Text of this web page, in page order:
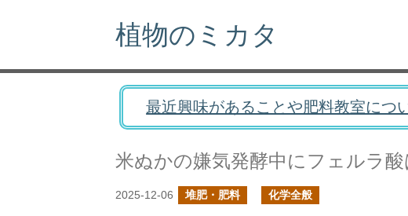
植物のミカタ
最近興味があることや肥料教室につ
米ぬかの嫌気発酵中にフェルラ
2025-12-06 堆肥・肥料 化学全般